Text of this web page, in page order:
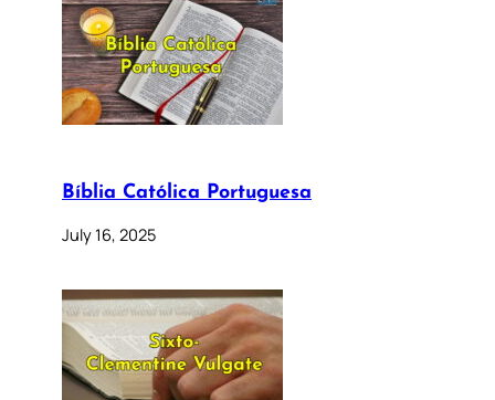
Bíblia Católica Portuguesa
July 16, 2025